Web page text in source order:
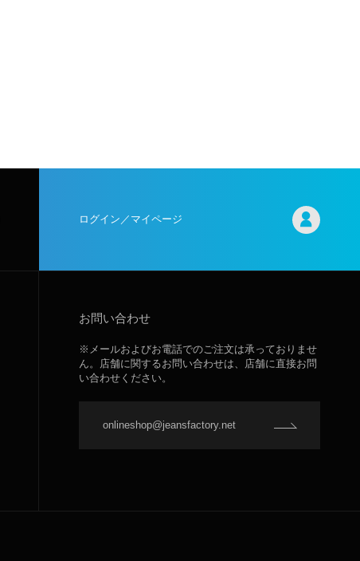
ログイン／マイページ
お問い合わせ
※メールおよびお電話でのご注文は承っておりませ
ん。店舗に関するお問い合わせは、店舗に直接お問
い合わせください。
onlineshop@jeansfactory.net